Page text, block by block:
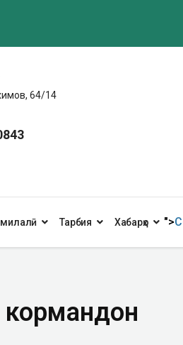
64/14
Тарбия Хабарҳо ">
кормандон